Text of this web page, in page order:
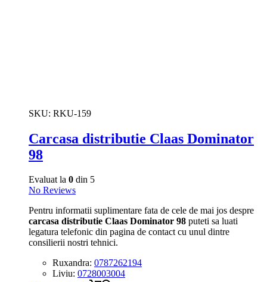
SKU: RKU-159
Carcasa distributie Claas Dominator
98
Evaluat la 0 din 5
No Reviews
Pentru informatii suplimentare fata de cele de mai jos despre
carcasa distributie Claas Dominator 98 puteti sa luati
legatura telefonic din pagina de contact cu unul dintre
consilierii nostri tehnici.
Ruxandra: 0787262194
Liviu: 0728003004